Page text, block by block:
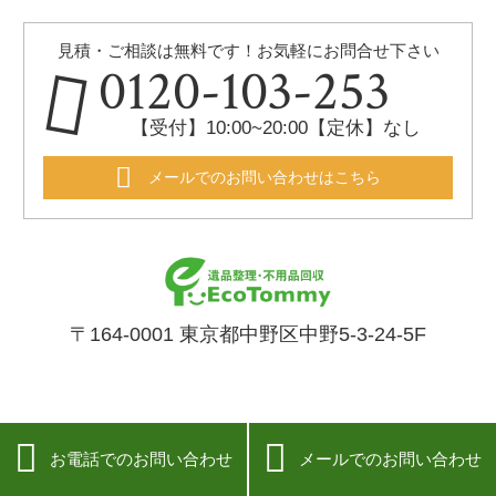
見積・ご相談は無料です！お気軽にお問合せ下さい
0120-103-253
【受付】10:00~20:00【定休】なし
メールでのお問い合わせはこちら
〒164-0001 東京都中野区中野5-3-24-5F
 お電話でのお問い合わせ  メールでのお問い合わせ